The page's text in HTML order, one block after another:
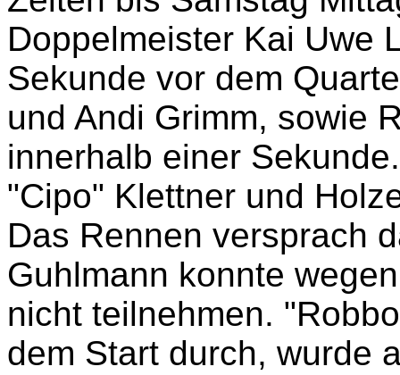
Doppelmeister Kai Uwe
Sekunde vor dem
und Andi Grimm, sowie
innerhalb einer
"Cipo" Klettner und
Das Rennen versprach
Guhlmann konnte
nicht teilnehmen.
dem Start durch, wurde